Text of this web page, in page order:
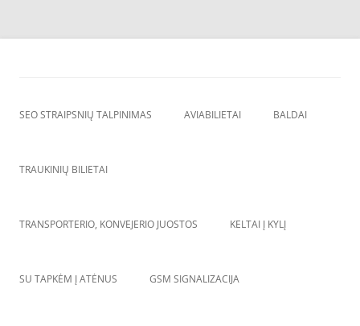
Skip
SEO STRAIPSNIŲ TALPINIMAS AVIABILIETAI BALDAI
TRAUKINIŲ BILIETAI
TRANSPORTERIO, KONVEJERIO JUOSTOS KELTAI Į KYLĮ
SU TAPKĖM Į ATĖNUS GSM SIGNALIZACIJA